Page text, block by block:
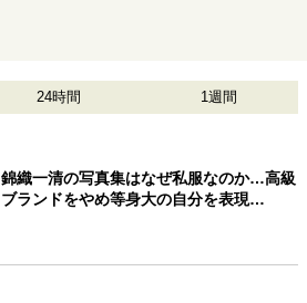
24時間 1週間
錦織一清の写真集はなぜ私服なのか…高級
ブランドをやめ等身大の自分を表現…